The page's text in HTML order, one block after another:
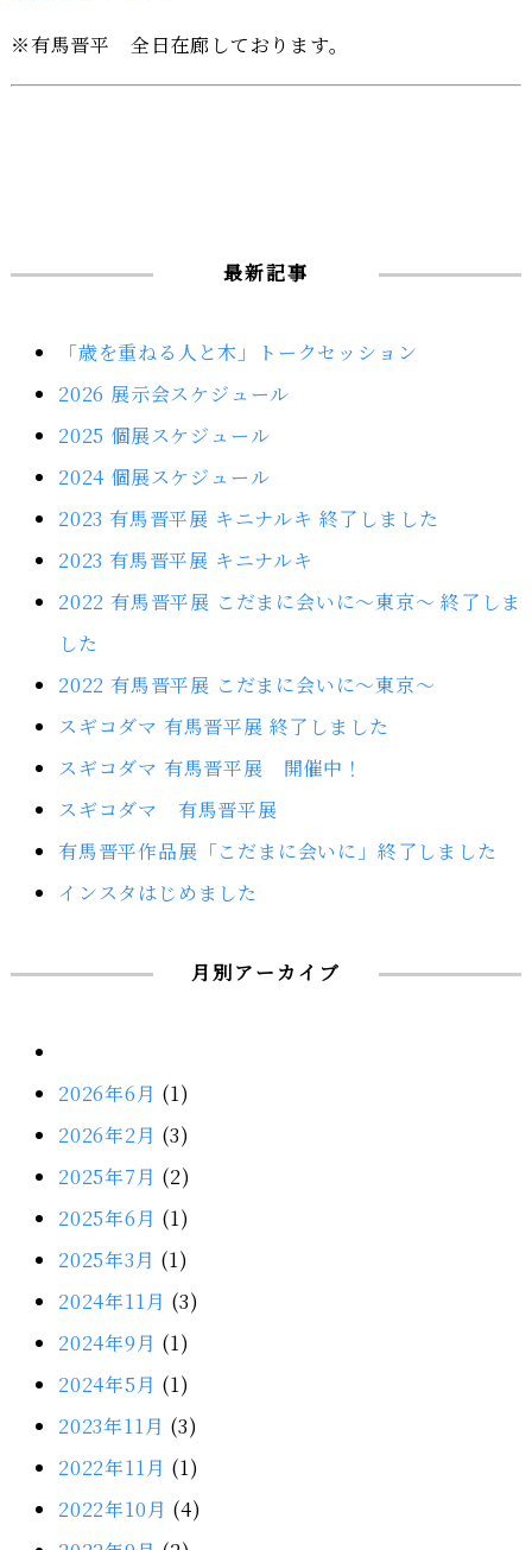
※有馬晋平 全日在廊しております。
最新記事
「歳を重ねる人と木」トークセッション
2026 展示会スケジュール
2025 個展スケジュール
2024 個展スケジュール
2023 有馬晋平展 キニナルキ 終了しました
2023 有馬晋平展 キニナルキ
2022 有馬晋平展 こだまに会いに～東京～ 終了しま
した
2022 有馬晋平展 こだまに会いに～東京～
スギコダマ 有馬晋平展 終了しました
スギコダマ 有馬晋平展 開催中！
スギコダマ 有馬晋平展
有馬晋平作品展「こだまに会いに」終了しました
インスタはじめました
月別アーカイブ
2026年6月 (1)
2026年2月 (3)
2025年7月 (2)
2025年6月 (1)
2025年3月 (1)
2024年11月 (3)
2024年9月 (1)
2024年5月 (1)
2023年11月 (3)
2022年11月 (1)
2022年10月 (4)